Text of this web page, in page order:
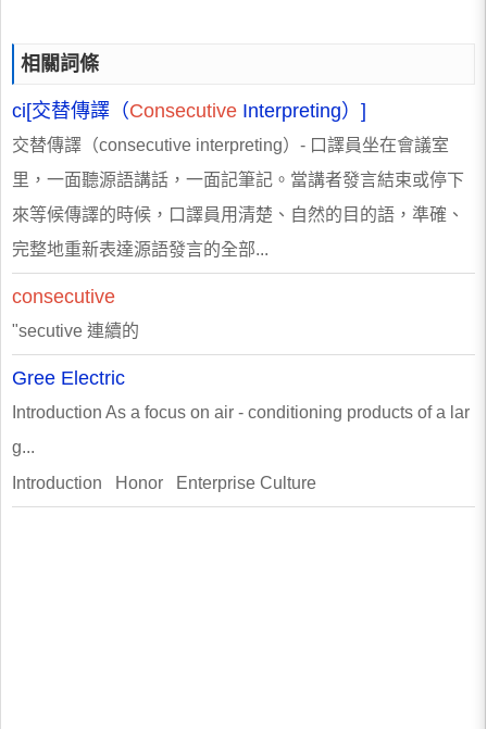
相關詞條
ci[交替傳譯（Consecutive Interpreting）]
交替傳譯（consecutive interpreting）- 口譯員坐在會議室
里，一面聽源語講話，一面記筆記。當講者發言結束或停下
來等候傳譯的時候，口譯員用清楚、自然的目的語，準確、
完整地重新表達源語發言的全部...
consecutive
"secutive 連續的
Gree Electric
Introduction As a focus on air - conditioning products of a lar
g...
Introduction Honor Enterprise Culture